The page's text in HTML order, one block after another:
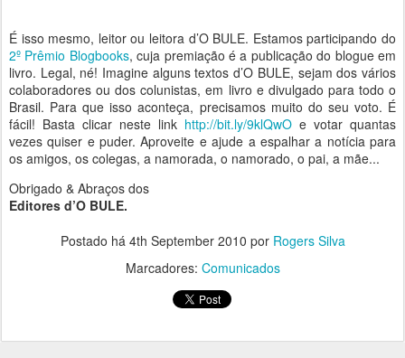
É isso mesmo, leitor ou leitora d’O BULE. Estamos participando do
2º Prêmio Blogbooks, cuja premiação é a publicação do blogue em
livro. Legal, né! Imagine alguns textos d’O BULE, sejam dos vários
colaboradores ou dos colunistas, em livro e divulgado para todo o
Brasil. Para que isso aconteça, precisamos muito do seu voto. É
fácil! Basta clicar neste link http://bit.ly/9klQwO e votar quantas
vezes quiser e puder. Aproveite e ajude a espalhar a notícia para
os amigos, os colegas, a namorada, o namorado, o pai, a mãe...
Obrigado & Abraços dos
Editores d’O BULE.
Postado há 4th September 2010 por Rogers Silva
Marcadores: Comunicados